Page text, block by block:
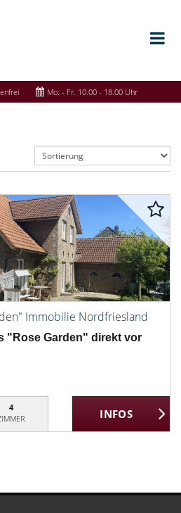
Mo. - Fr. 10.00 - 18.00 Uhr
Immobilie Nordfriesland
"Rose Garden" direkt vor
4